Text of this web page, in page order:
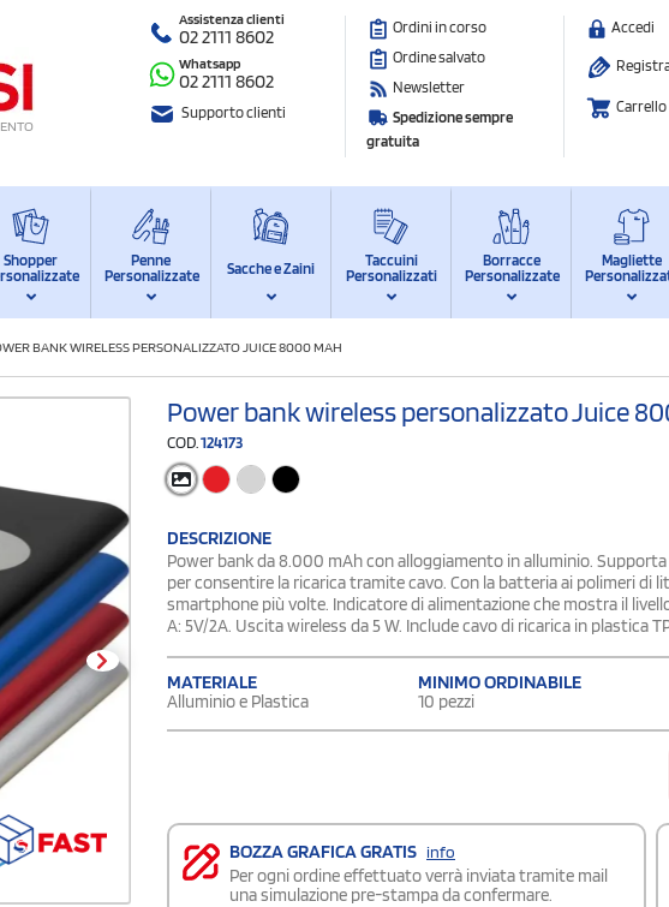
Assistenza clienti
02 2111 8602
Whatsapp
02 2111 8602
Supporto clienti
Ordini in corso
Ordine salvato
Newsletter
Spedizione sempre
gratuita
Accedi
Carrello
Shopper
Penne
Personalizzate
Sacche e Zaini
Taccuini
Personalizzati
Borracce
Personalizzate
Magliette
BANK WIRELESS PERSONALIZZATO JUICE 8000 MAH
Power bank wireless personalizzato Juice
COD. 124173
DESCRIZIONE
Power bank da 8.000 mAh con alloggiamento in alluminio.
per consentire la ricarica tramite cavo. Con la batteria ai polimeri
smartphone più volte. Indicatore di alimentazione che mostra il
A: 5V/2A. Uscita wireless da 5 W. Include cavo di ricarica in plastica
MATERIALE
Alluminio e Plastica
MINIMO ORDINABILE
10 pezzi
BOZZA GRAFICA GRATIS info
Per ogni ordine effettuato verrà inviata tramite mail
una simulazione pre-stampa da confermare.